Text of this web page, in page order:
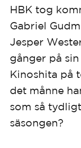
HBK tog
Gabriel
Jesper
gånger på
Kinoshita på
det månne
som så
säsongen?